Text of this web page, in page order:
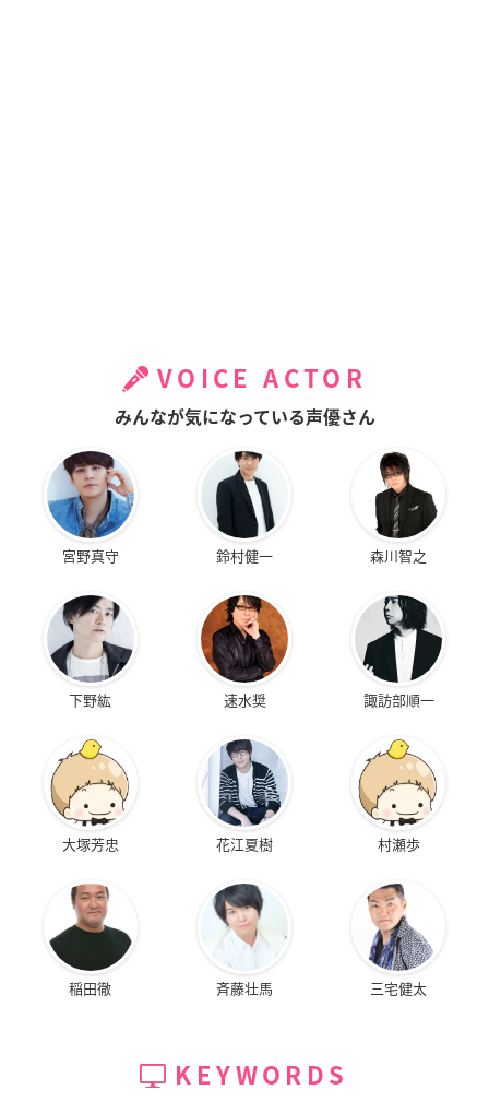
VOICE ACTOR
みんなが気になっている声優さん
宮野真守 鈴村健一 森川智之
下野紘 速水奨 諏訪部順一
大塚芳忠 花江夏樹 村瀬歩
稲田徹 斉藤壮馬 三宅健太
KEYWORDS